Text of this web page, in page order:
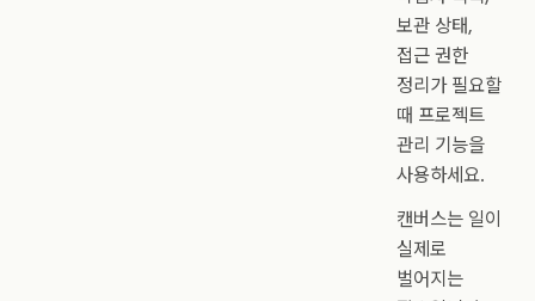
보관 상태,
접근 권한
정리가 필요할
때 프로젝트
관리 기능을
사용하세요.
캔버스는 일이
실제로
벌어지는